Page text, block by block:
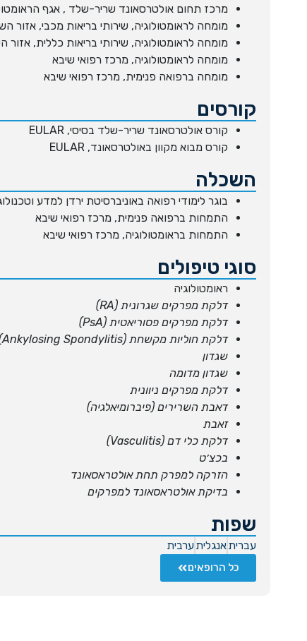
מרכז תחום אולטרסאונד שריר-שלד , אגף
מומחה לראומטולוגיה, שירותי בריאות מכבי, אזור
מומחה לראומטולוגיה, שירותי בריאות כללית, אזור
מומחה לראומטולוגיה, מרכז רפואי שיבא
מומחה ברפואה פנימית, מרכז רפואי שיבא
קורסים
קורס אולטרסאונד שריר-שלד בסיסי, EULAR
קורס מבוא מקוון באולטרסאונד, EULAR
השכלה
בוגר לימודי רפואה באוניברסיטת ירדן למדע
התמחות ברפואה פנימית, מרכז רפואי שיבא
התמחות בראומטולוגיה, מרכז רפואי שיבא
סוגי טיפולים
ראומטולוגיה
דלקת מפרקים שגרונית (RA)
דלקת מפרקים פסוריאטית (PsA)
דלקת חוליות מקשחת (Ankylosing Spondylitis)
שגדון
שגדון מדומה
דלקת מפרקים ניוונית
דאבת השרירים (פיברומיאלגיה)
זאבת
דלקת כלי דם (Vasculitis)
בכצ׳ט
הזרקה למפרק תחת אולטראסאונד
בדיקת אולטראסאונד למפרקים
שפות
עברית אנגליתערבית
כל הרופאים